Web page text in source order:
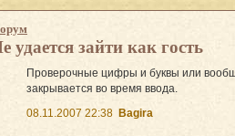
удается зайти как гость
Проверочные цифры и буквы или
закрывается во время ввода.
08.11.2007 22:38 Bagira